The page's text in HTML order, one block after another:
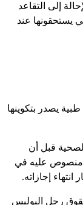
إلى التقاعد
عند
يصدر بتكوينها
قبل أن
منصوص عليه في
إجازاته.
رجل البوليس